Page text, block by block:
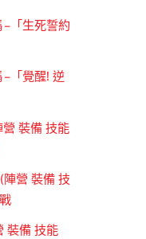
「生死誓約
–「覺醒! 逆
裝備 技能
陣營 裝備 技
裝備 技能